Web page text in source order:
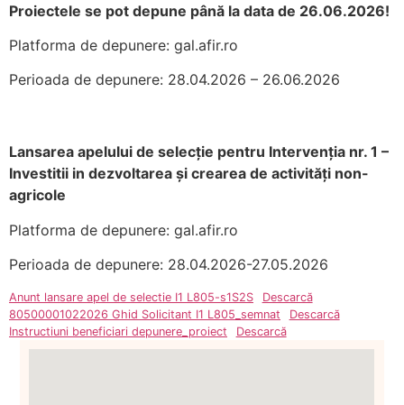
Proiectele se pot depune până la data de 26.06.2026!
Platforma de depunere: gal.afir.ro
Perioada de depunere: 28.04.2026 – 26.06.2026
Lansarea apelului de selecție pentru Intervenția nr. 1 –
Investitii in dezvoltarea și crearea de activități non-
agricole
Platforma de depunere: gal.afir.ro
Perioada de depunere: 28.04.2026-27.05.2026
Anunt lansare apel de selectie I1 L805-s1S2S
Descarcă
80500001022026 Ghid Solicitant I1 L805_semnat
Descarcă
Instructiuni beneficiari depunere_proiect
Descarcă